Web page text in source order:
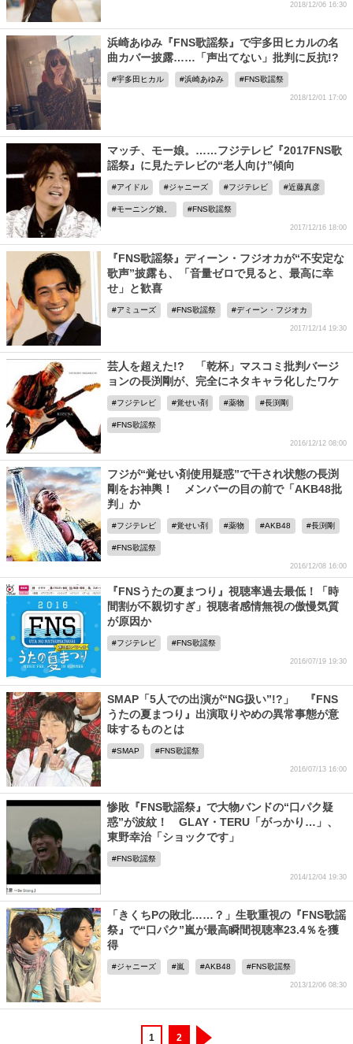
2018/12/06 16:30
浜崎あゆみ『FNS歌謡祭』で宇多田ヒカルの名
曲カバー披露……「声出てない」批判に反抗!?
宇多田ヒカル 浜崎あゆみ FNS歌謡祭
2018/12/01 17:00
マッチ、モー娘。……フジテレビ『2017FNS歌
謡祭』に見たテレビの“老人向け”傾向
アイドル ジャニーズ フジテレビ 近藤真彦
モーニング娘。 FNS歌謡祭
2017/12/16 18:00
『FNS歌謡祭』ディーン・フジオカが“不安定な
歌声”披露も、「音量ゼロで見ると、最高に幸
せ」と歓喜
アミューズ FNS歌謡祭 ディーン・フジオカ
2017/12/14 19:30
芸人を超えた!? 「乾杯」マスコミ批判バージ
ョンの長渕剛が、完全にネタキャラ化したワケ
フジテレビ 覚せい剤 薬物 長渕剛
FNS歌謡祭
2016/12/12 08:00
フジが“覚せい剤使用疑惑”で干され状態の長渕
剛をお神輿！ メンバーの目の前で「AKB48批
判」か
フジテレビ 覚せい剤 薬物 AKB48 長渕剛
FNS歌謡祭
2016/12/08 16:00
『FNSうたの夏まつり』視聴率過去最低！「時
間割が不親切すぎ」視聴者感情無視の傲慢気質
が原因か
フジテレビ FNS歌謡祭
2016/07/19 19:30
SMAP「5人での出演が“NG扱い”!?」 『FNS
うたの夏まつり』出演取りやめの異常事態が意
味するものとは
SMAP FNS歌謡祭
2016/07/13 16:00
惨敗『FNS歌謡祭』で大物バンドの“口パク疑
惑”が波紋！ GLAY・TERU「がっかり…」、
東野幸治「ショックです」
FNS歌謡祭
2014/12/04 19:30
「きくちPの敗北……？」生歌重視の『FNS歌謡
祭』で“口パク”嵐が最高瞬間視聴率23.4％を獲
得
ジャニーズ 嵐 AKB48 FNS歌謡祭
2013/12/06 08:30
1 2